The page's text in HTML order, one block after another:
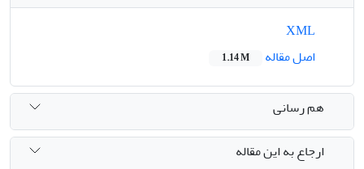
اصل مقاله
1.14 M
هم رسانی
ارجاع به این مقاله